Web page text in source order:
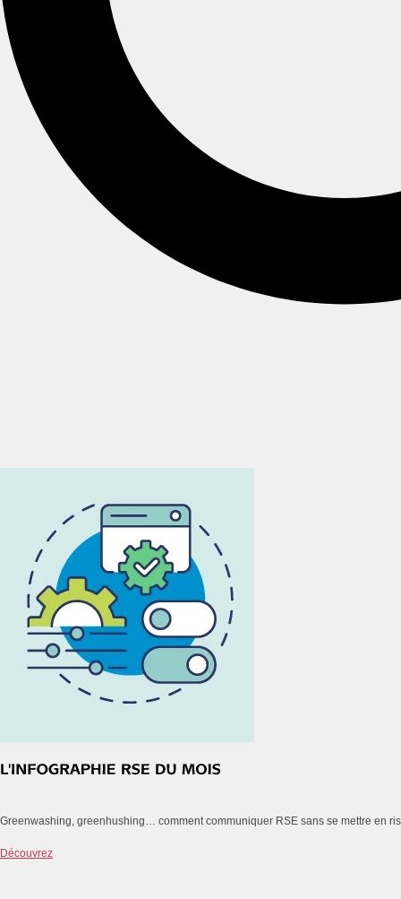
Greenwashing, greenhushing… comment communiquer RSE sans se mettre en
Découvrez